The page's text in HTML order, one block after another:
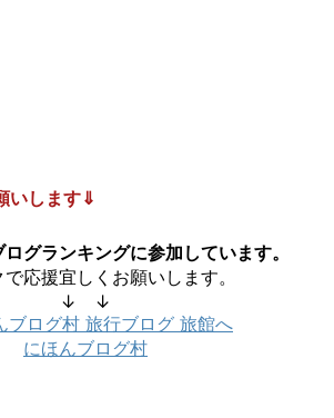
いします⇓
グランキングに参加しています。
応援宜しくお願いします。
↓ ↓
にほんブログ村